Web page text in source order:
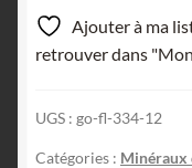
Benono,
Tongay,
Madagascar.
Ajouter à ma
retrouver dans
UGS : go-fl-334-12
Catégories : Minéraux